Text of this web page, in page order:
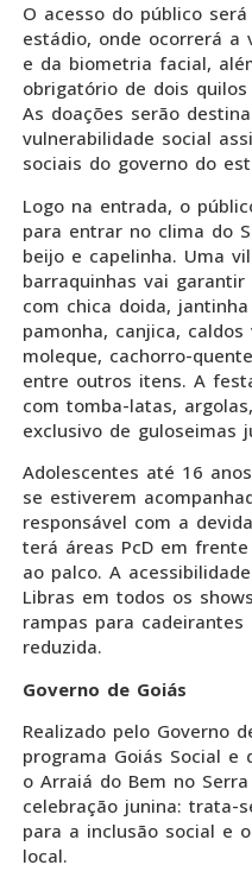
O acesso do público
estádio, onde ocorrerá a
e da biometria facial,
obrigatório de dois
As doações serão
vulnerabilidade social
sociais do governo do
Logo na entrada, o
para entrar no clima do
beijo e capelinha. Uma
barraquinhas vai
com chica doida,
pamonha, canjica,
moleque, cachorro-
entre outros itens. A
com tomba-latas,
exclusivo de guloseimas
Adolescentes até 16
se estiverem
responsável com a
terá áreas PcD em
ao palco. A
Libras em todos os
rampas para
reduzida.
Governo de Goiás
Realizado pelo Governo
programa Goiás Social e
o Arraiá do Bem no
celebração junina: trata-
para a inclusão social e
local.